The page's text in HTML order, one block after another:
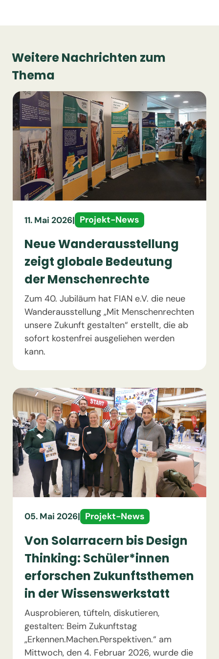
Weitere Nachrichten zum
Thema
11. Mai 2026| Projekt-News
Neue Wanderausstellung
zeigt globale Bedeutung
der Menschenrechte
Zum 40. Jubiläum hat FIAN e.V. die neue
Wanderausstellung „Mit Menschenrechten
unsere Zukunft gestalten“ erstellt, die ab
sofort kostenfrei ausgeliehen werden
kann.
05. Mai 2026| Projekt-News
Von Solarracern bis Design
Thinking: Schüler*innen
erforschen Zukunftsthemen
in der Wissenswerkstatt
Ausprobieren, tüfteln, diskutieren,
gestalten: Beim Zukunftstag
„Erkennen.Machen.Perspektiven.“ am
Mittwoch, den 4. Februar 2026, wurde die